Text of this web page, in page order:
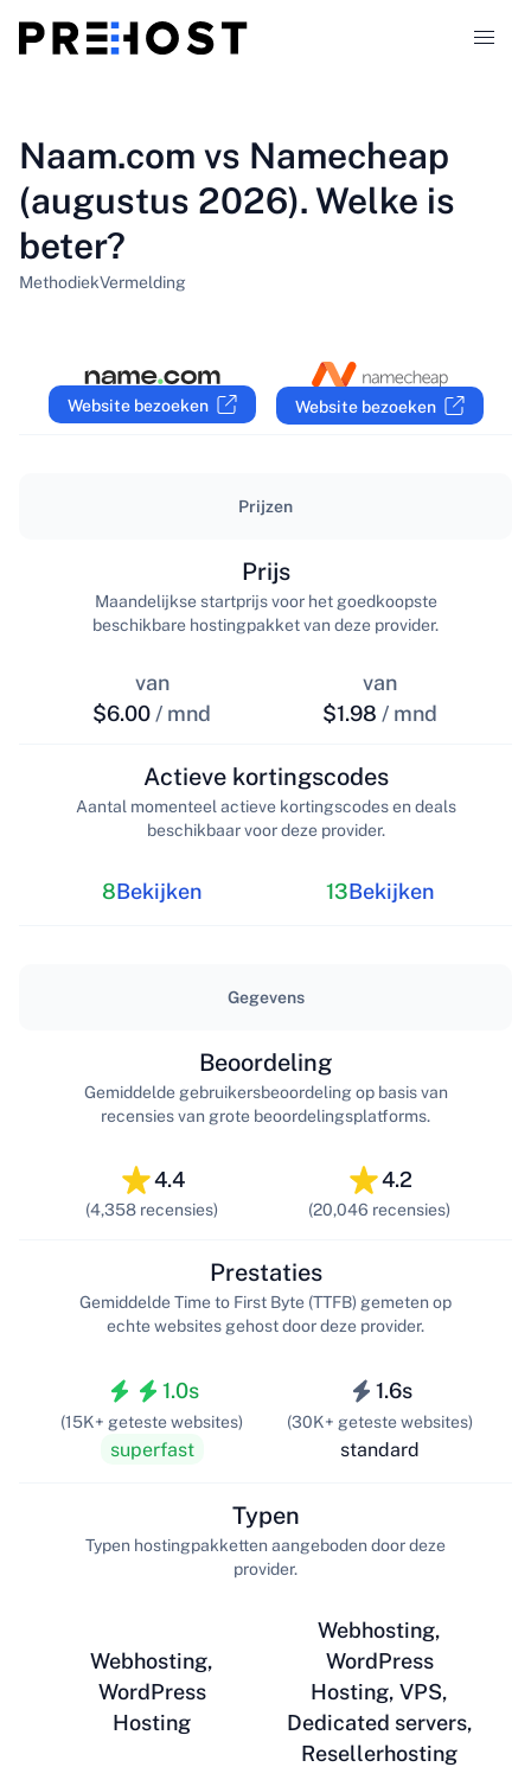
Vergelijkingen
NL
Naam.com vs Namecheap
(augustus 2026). Welke is
beter?
MethodiekVermelding
Website bezoeken Website bezoeken
Prijzen
van
$6.00 / mnd
Prijs
Maandelijkse startprijs voor het goedkoopste
beschikbare hostingpakket van deze provider.
van
$1.98 / mnd
8Bekijken
Actieve kortingscodes
Aantal momenteel actieve kortingscodes en deals
beschikbaar voor deze provider.
13Bekijken
Gegevens
4.4
(4,358 recensies)
Beoordeling
Gemiddelde gebruikersbeoordeling op basis van
recensies van grote beoordelingsplatforms.
4.2
(20,046 recensies)
1.0s
(15K+ geteste websites)
superfast
Prestaties
Gemiddelde Time to First Byte (TTFB) gemeten op
echte websites gehost door deze provider.
1.6s
(30K+ geteste websites)
standard
Webhosting,
WordPress
Hosting
Typen
Typen hostingpakketten aangeboden door deze
provider.
Webhosting,
WordPress
Hosting, VPS,
Dedicated servers,
Resellerhosting